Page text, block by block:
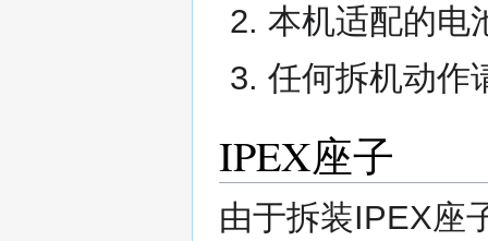
本机适配的电
任何拆机动作
IPEX座子
由于拆装IPEX座